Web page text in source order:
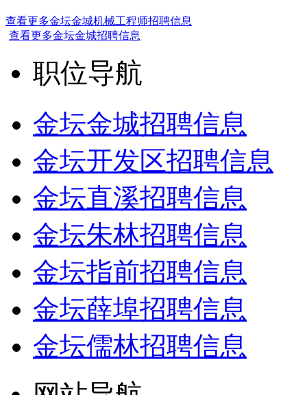
查看更多金坛金城机械工程师招聘信息
查看更多金坛金城招聘信息
职位导航
金坛金城招聘信息
金坛开发区招聘信息
金坛直溪招聘信息
金坛朱林招聘信息
金坛指前招聘信息
金坛薛埠招聘信息
金坛儒林招聘信息